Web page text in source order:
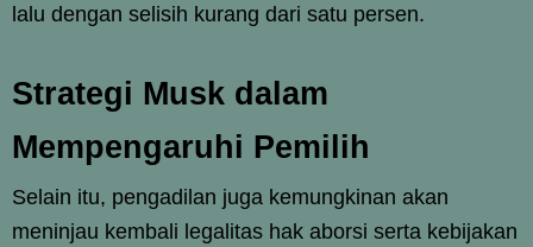
lalu dengan selisih kurang dari satu persen.
Strategi Musk dalam
Mempengaruhi Pemilih
Selain itu, pengadilan juga kemungkinan akan
meninjau kembali legalitas hak aborsi serta kebijakan